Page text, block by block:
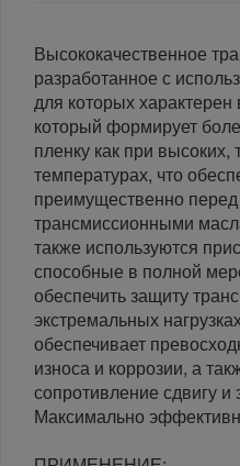
Высококачественное
разработанное с
для которых характерен
который формирует
пленку как при высоких,
температурах, что
преимущественно
трансмиссионными
также используются
способные в полной
обеспечить защиту
экстремальных
обеспечивает
износа и коррозии, а
сопротивление сдвигу и
Максимально